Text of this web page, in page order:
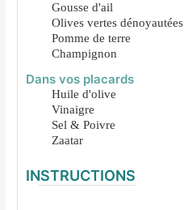
Gousse d'ail
Olives vertes dénoyautées
Pomme de terre
Champignon
Dans vos placards
Huile d'olive
Vinaigre
Sel & Poivre
Zaatar
INSTRUCTIONS